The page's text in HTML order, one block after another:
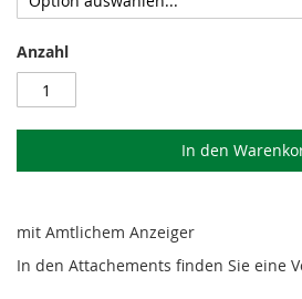
Anzahl
In den
mit Amtlichem Anzeiger
In den Attachements finden Sie eine